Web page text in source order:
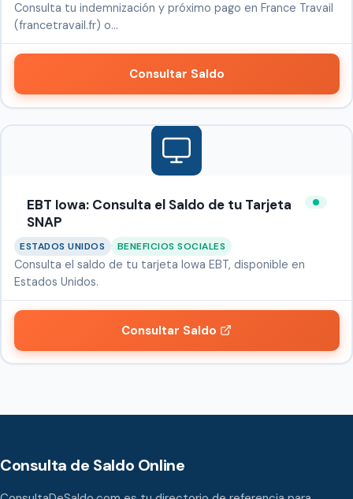
Consulta tu indemnización y próximo pago en France Travail
(francetravail.fr) o…
Consultar Saldo
EBT Iowa: Consulta el Saldo de tu Tarjeta
SNAP
ESTADOS UNIDOS BENEFICIOS SOCIALES
Consulta el saldo de tu tarjeta Iowa EBT, disponible en
Estados Unidos.
Consultar Saldo
Consulta de Saldo Online